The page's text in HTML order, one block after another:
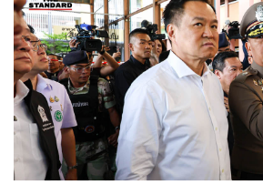
ข้อกล่าวหาเหล่านี้จะต้องได้รับการไต่
ในศาลสหรัฐฯ ซึ่งบางข้อหาอาจมีโทษ
ข้อหาฆาตกรรมแต่ละข้อหามีโทษสูงสุ
จำคุกตลอดชีวิต
ตั้งข้อหาบีบคิวบาปฏิรูปการเมือง